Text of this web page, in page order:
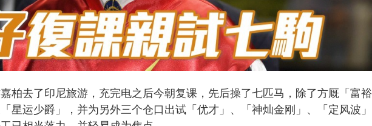
柏去了印尼旅游，充完电之后今朝复课，先后操了七匹马，除了方厩「富裕
星运少爵」，并为另外三个仓口出试「优才」、「神灿金刚」、「定风波」